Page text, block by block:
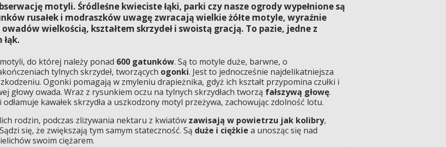
motyli. Śródleśne kwieciste łąki, parki czy nasze ogrody wypełnione są
rusałek i modraszków uwagę zwracają wielkie żółte motyle, wyraźnie
wielkością, kształtem skrzydeł i swoistą gracją. To pazie, jedne z
do której należy ponad 600 gatunków. Są to motyle duże, barwne, o
tylnych skrzydeł, tworzących ogonki. Jest to jednocześnie najdelikatniejsza
Ogonki pomagają w zmyleniu drapieżnika, gdyż ich kształt przypomina czułki i
głowy owada. Wraz z rysunkiem oczu na tylnych skrzydłach tworzą fałszywą głowę.
kawałek skrzydła a uszkodzony motyl przeżywa, zachowując zdolność lotu.
rodzin, podczas zlizywania nektaru z kwiatów zawisają w powietrzu jak kolibry,
się, że zwiększają tym samym stateczność. Są duże i ciężkie a unosząc się nad
swoim ciężarem.